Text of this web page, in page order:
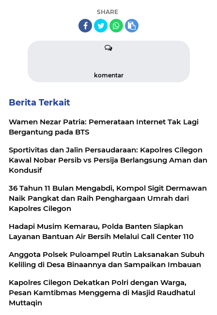
SHARE
komentar
Berita Terkait
Wamen Nezar Patria: Pemerataan Internet Tak Lagi
Bergantung pada BTS
Sportivitas dan Jalin Persaudaraan: Kapolres Cilegon
Kawal Nobar Persib vs Persija Berlangsung Aman dan
Kondusif
36 Tahun 11 Bulan Mengabdi, Kompol Sigit Dermawan
Naik Pangkat dan Raih Penghargaan Umrah dari
Kapolres Cilegon
Hadapi Musim Kemarau, Polda Banten Siapkan
Layanan Bantuan Air Bersih Melalui Call Center 110
Anggota Polsek Puloampel Rutin Laksanakan Subuh
Keliling di Desa Binaannya dan Sampaikan Imbauan
Kapolres Cilegon Dekatkan Polri dengan Warga,
Pesan Kamtibmas Menggema di Masjid Raudhatul
Muttaqin